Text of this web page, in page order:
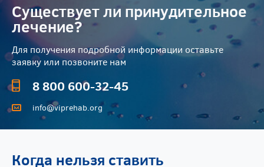
Существует ли принудительное
лечение?
Для получения подробной информации оставьте
заявку или позвоните нам
8 800 600-32-45
info@viprehab.org
Когда нельзя ставить